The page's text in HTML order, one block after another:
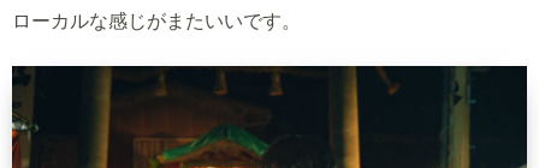
ローカルな感じがまたいいです。